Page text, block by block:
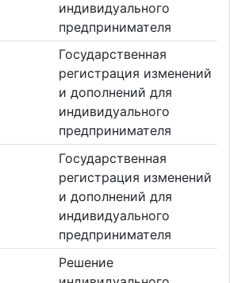
индивидуального
предпринимателя
Государственная
регистрация изменений
и дополнений для
индивидуального
предпринимателя
Государственная
регистрация изменений
и дополнений для
индивидуального
предпринимателя
Решение